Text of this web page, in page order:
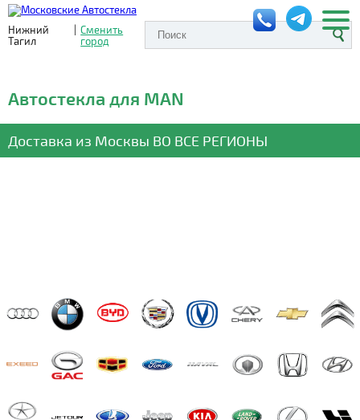
Нижний
Тагил
| Сменить
город
Автостекла для MAN
Доставка из Москвы ВО ВСЕ РЕГИОНЫ